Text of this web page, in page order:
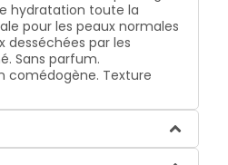
hydratation toute la
pour les peaux normales
desséchées par les
Sans parfum.
comédogène. Texture